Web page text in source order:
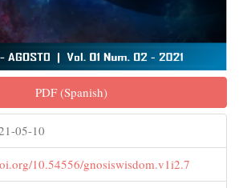
PDF (Spanish)
05-10
10.54556/gnosiswisdom.v1i2.7